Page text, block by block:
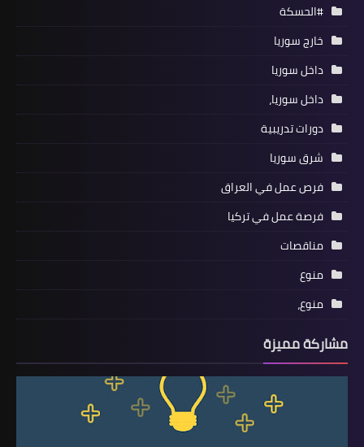
#الحسكة
خارج سوريا
داخل سوريا
داخل سوريا،
دورات تدريبية
شرق سوريا
فرص عمل في العراق
فرصة عمل في تركيا
مناقصات
منوع
منوع،
مشاركة مميزة